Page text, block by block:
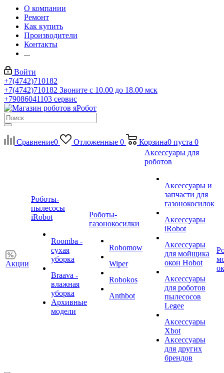
О компании
Ремонт
Как купить
Производители
Контакты
...
Войти
+7(4742)710182
+7(4742)710182 Звоните с 10.00 до 18.00 мск
+79086041103 сервис
Сравнение0 Отложенные 0 Корзина0 пуста 0
Акции
Роботы-
пылесосы
iRobot
Roomba -
сухая
уборка
Braava -
влажная
уборка
Архивные
модели
Роботы-
газонокосилки
Robomow
Wiper
Robokos
Anthbot
Аксессуары для
роботов
Аксессуары и
запчасти для
газонокосилок
Аксессуары
iRobot
Аксессуары
для мойщика
окон Hobot
Аксессуары
для роботов
пылесосов
Legee
Аксессуары
Xbot
Аксессуары
для других
брендов